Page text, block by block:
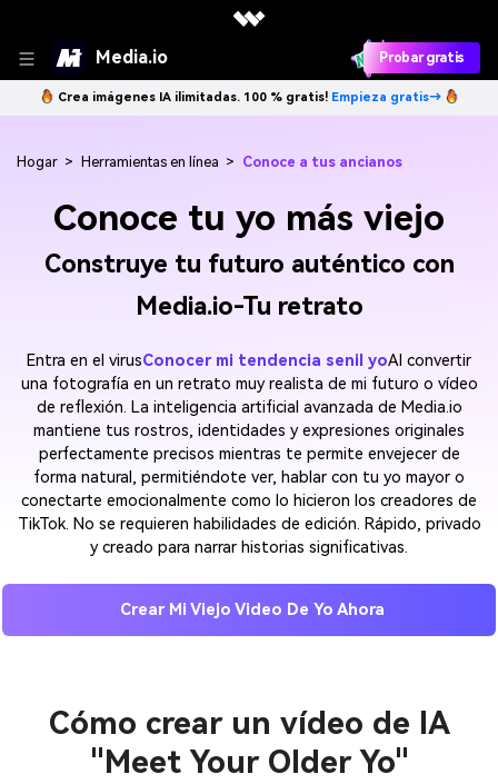
Media.io Probar gratis
Crea imágenes IA ilimitadas. 100 % gratis! Empieza gratis→
Hogar > Herramientas en línea > Conoce a tus ancianos
Conoce tu yo más viejo
Construye tu futuro auténtico con
Media.io-Tu retrato
Entra en el virusConocer mi tendencia senil yoAl convertir
una fotografía en un retrato muy realista de mi futuro o vídeo
de reflexión. La inteligencia artificial avanzada de Media.io
mantiene tus rostros, identidades y expresiones originales
perfectamente precisos mientras te permite envejecer de
forma natural, permitiéndote ver, hablar con tu yo mayor o
conectarte emocionalmente como lo hicieron los creadores de
TikTok. No se requieren habilidades de edición. Rápido, privado
y creado para narrar historias significativas.
Crear Mi Viejo Video De Yo Ahora
Cómo crear un vídeo de IA
"Meet Your Older Yo"